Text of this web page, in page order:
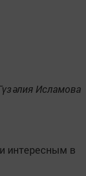
Исламова
интересным в